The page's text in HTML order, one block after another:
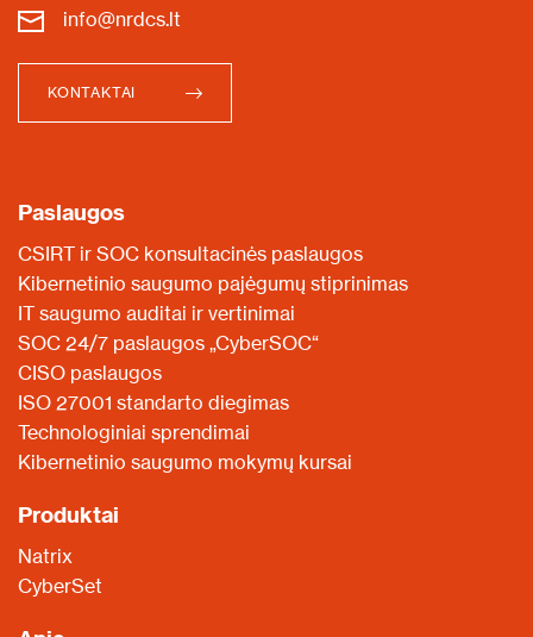
info@nrdcs.lt
KONTAKTAI
Paslaugos
CSIRT ir SOC konsultacinės paslaugos
Kibernetinio saugumo pajėgumų stiprinimas
IT saugumo auditai ir vertinimai
SOC 24/7 paslaugos „CyberSOC“
CISO paslaugos
ISO 27001 standarto diegimas
Technologiniai sprendimai
Kibernetinio saugumo mokymų kursai
Produktai
Natrix
CyberSet